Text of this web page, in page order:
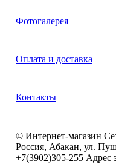
Фотогалерея
Оплата и доставка
Контакты
© Интернет-магазин
Россия, Абакан, ул.
+7(3902)305-255 Адрес